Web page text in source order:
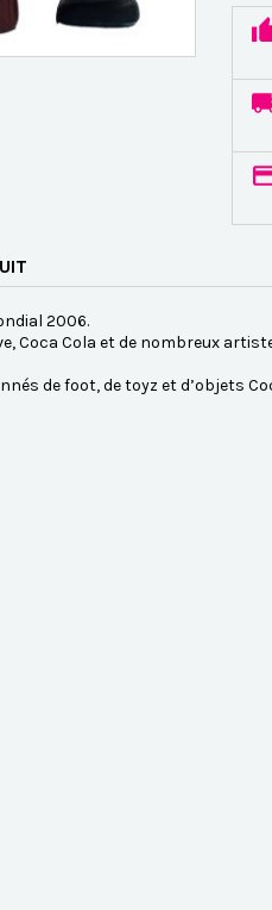
2006.
Coca Cola et de nombreux
de foot, de toyz et d’objets